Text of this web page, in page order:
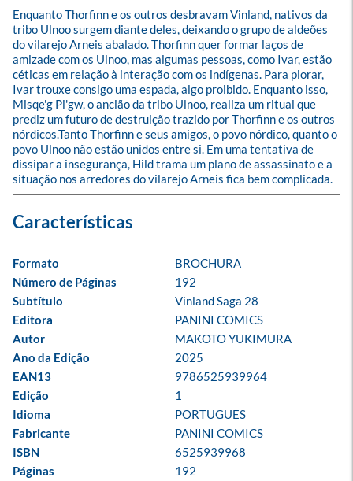
Enquanto Thorfinn e os outros desbravam Vinland, nativos da
tribo Ulnoo surgem diante deles, deixando o grupo de aldeões
do vilarejo Arneis abalado. Thorfinn quer formar laços de
amizade com os Ulnoo, mas algumas pessoas, como Ivar, estão
céticas em relação à interação com os indígenas. Para piorar,
Ivar trouxe consigo uma espada, algo proibido. Enquanto isso,
Misqe'g Pi'gw, o ancião da tribo Ulnoo, realiza um ritual que
prediz um futuro de destruição trazido por Thorfinn e os outros
nórdicos.Tanto Thorfinn e seus amigos, o povo nórdico, quanto o
povo Ulnoo não estão unidos entre si. Em uma tentativa de
dissipar a insegurança, Hild trama um plano de assassinato e a
situação nos arredores do vilarejo Arneis fica bem complicada.
Formato
BROCHURA
Número de Páginas
192
Subtítulo
Vinland Saga 28
Editora
PANINI COMICS
Autor
MAKOTO YUKIMURA
Ano da Edição
2025
EAN13
9786525939964
Edição
1
Idioma
PORTUGUES
Fabricante
PANINI COMICS
ISBN
6525939968
Páginas
192